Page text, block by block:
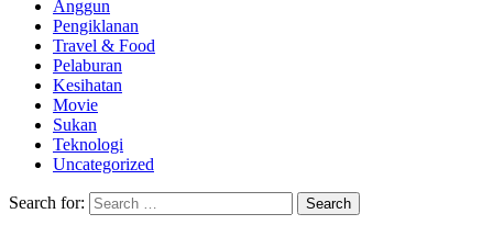
Anggun
Pengiklanan
Travel & Food
Pelaburan
Kesihatan
Movie
Sukan
Teknologi
Uncategorized
Search for: